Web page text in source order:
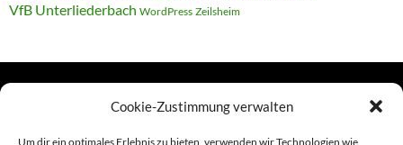
Cookie-Zustimmung verwalten
Um dir ein optimales Erlebnis zu bieten, verwenden wir Technologien wie
VfB Unterliederbach WordPress Zeilsheim